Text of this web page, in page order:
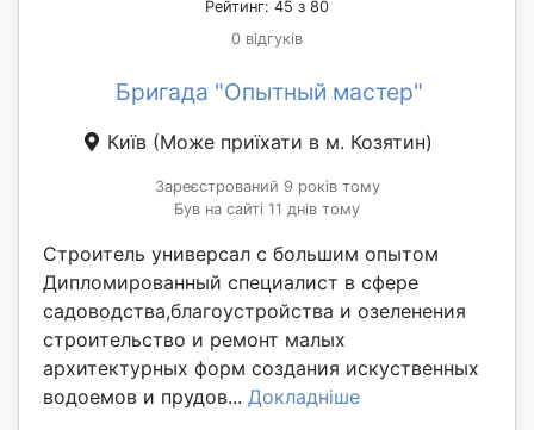
Рейтинг: 45 з 80
0 відгуків
Бригада "Опытный мастер"
Київ (Може приїхати в м. Козятин)
Зареєстрований 9 років тому
Був на сайті 11 днів тому
Строитель универсал с большим опытом
Дипломированный специалист в сфере
садоводства,благоустройства и озеленения
строительство и ремонт малых
архитектурных форм создания искуственных
водоемов и прудов... Докладніше